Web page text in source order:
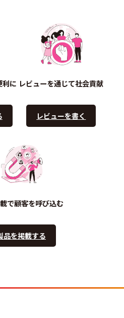
利に レビューを通じて社会貢献
レビューを書く
で顧客を呼び込む
品を掲載する